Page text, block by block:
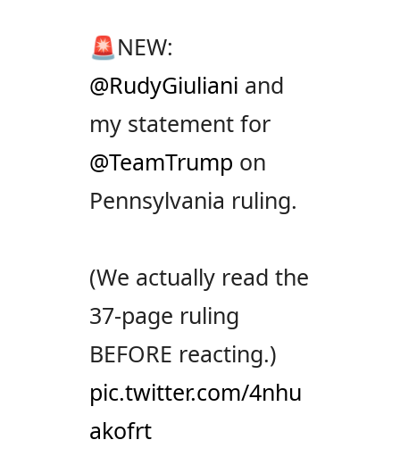
🚨NEW:
@RudyGiuliani and
my statement for
@TeamTrump on
Pennsylvania ruling.
(We actually read the
37-page ruling
BEFORE reacting.)
pic.twitter.com/4nhu
akofrt